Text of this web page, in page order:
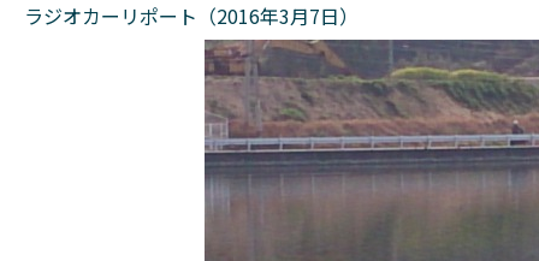
ラジオカーリポート（2016年3月7日）